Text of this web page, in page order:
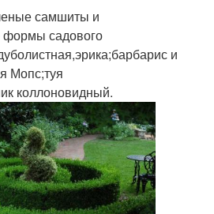
самшиты и
формы садового
и
Мопс;туя
коллоновидный.